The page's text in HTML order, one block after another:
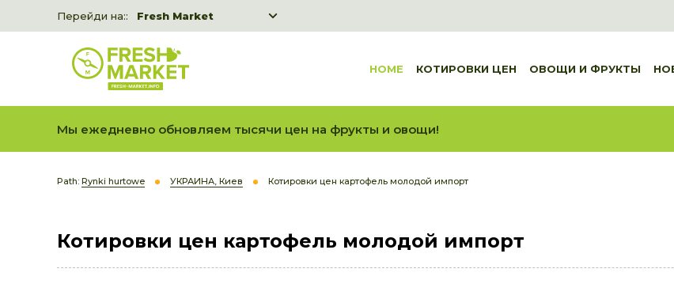
Перейди на::
Fresh Market
Fresh Market event B2B
HOME КОТИРОВКИ ЦЕН ОВОЩИ И ФРУКТЫ
Мы ежедневно обновляем тысячи цен на фрукты и овощи!
Path: Rynki hurtowe УКРАИНА, Киев Котировки цен картофель молодой импорт
Котировки цен картофель молодой импорт